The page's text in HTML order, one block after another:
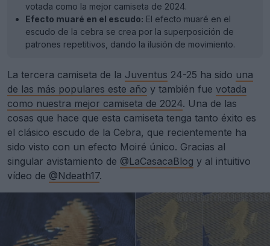
votada como la mejor camiseta de 2024.
Efecto muaré en el escudo: El efecto muaré en el
escudo de la cebra se crea por la superposición de
patrones repetitivos, dando la ilusión de movimiento.
La tercera camiseta de la Juventus 24-25 ha sido una
de las más populares este año y también fue votada
como nuestra mejor camiseta de 2024. Una de las
cosas que hace que esta camiseta tenga tanto éxito es
el clásico escudo de la Cebra, que recientemente ha
sido visto con un efecto Moiré único. Gracias al
singular avistamiento de @LaCasacaBlog y al intuitivo
vídeo de @Ndeath17.